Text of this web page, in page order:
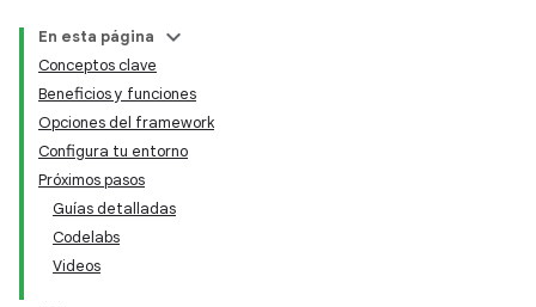
En esta página
Conceptos clave
Beneficios y funciones
Opciones del framework
Configura tu entorno
Próximos pasos
Guías detalladas
Codelabs
Videos